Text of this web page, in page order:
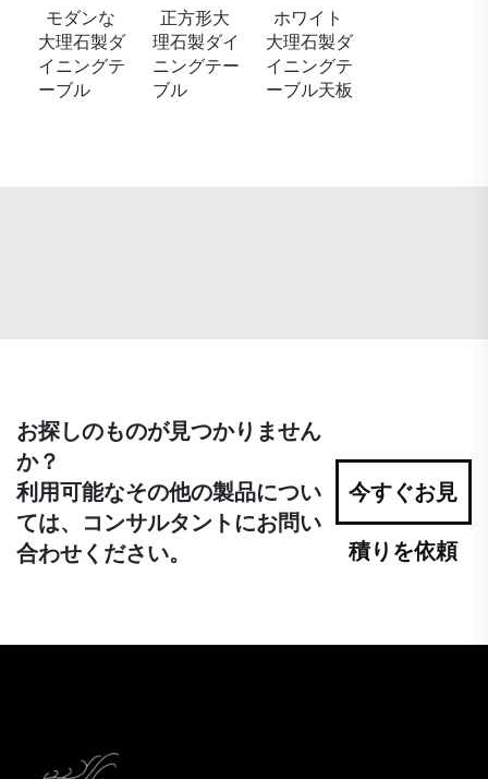
モダンな
大理石製ダ
イニングテ
ーブル
正方形大
理石製ダイ
ニングテー
ブル
ホワイト
大理石製ダ
イニングテ
ーブル天板
お探しのものが見つかりません
か？
利用可能なその他の製品につい
ては、コンサルタントにお問い
合わせください。
今すぐお見
積りを依頼